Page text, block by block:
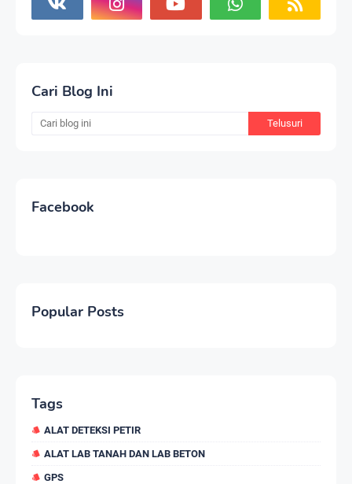
Cari Blog Ini
Facebook
Popular Posts
Tags
ALAT DETEKSI PETIR
ALAT LAB TANAH DAN LAB BETON
GPS